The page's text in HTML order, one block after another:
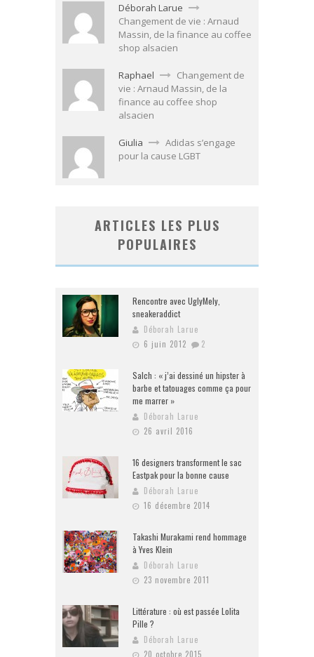
Déborah Larue
Changement de vie : Arnaud
Massin, de la finance au coffee
shop alsacien
Raphael
Changement de
vie : Arnaud Massin, de la
finance au coffee shop
alsacien
Giulia
Adidas s’engage
pour la cause LGBT
ARTICLES LES PLUS
POPULAIRES
Rencontre avec UglyMely,
sneakeraddict
Déborah Larue
6 juin 2012
2
Salch : « j’ai dessiné un hipster à
barbe et tatouages comme ça pour
me marrer »
Déborah Larue
26 avril 2016
16 designers transforment le sac
Eastpak pour la bonne cause
Déborah Larue
16 décembre 2014
Takashi Murakami rend hommage
à Yves Klein
Déborah Larue
23 novembre 2011
Littérature : où est passée Lolita
Pille ?
Déborah Larue
20 octobre 2015